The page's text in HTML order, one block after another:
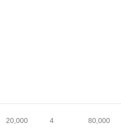
20,000 4 80,000